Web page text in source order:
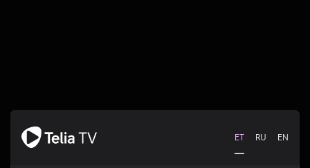
ET RU EN